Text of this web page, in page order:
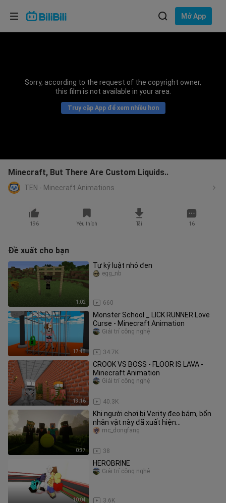
Mở App
Sorry, according to the request of the copyright owner,
this film is not available in your area.
Truy cập App để xem nhiều hơn
Minecraft, But There Are Custom Liquids..
TEN - Minecraft Animations
196 Yêu thích Tải 16
Đề xuất cho bạn
1:02
Tự kỷ luật nhỏ đen
660
egg_nb
17:48
Monster School _ LICK RUNNER Love
Curse - Minecraft Animation
34.7K
Giải trí công nghệ
13:16
CROOK VS BOSS - FLOOR IS LAVA -
Minecraft Animation
40.3K
Giải trí công nghệ
0:37
Khi người chơi bị Verity đeo bám, bốn
nhân vật này đã xuất hiện…
38
mc_dongfang
10:04
HEROBRINE
3.6K
Giải trí công nghệ
Lựa chọn ngôn ngữ
Bahasa Indonesia